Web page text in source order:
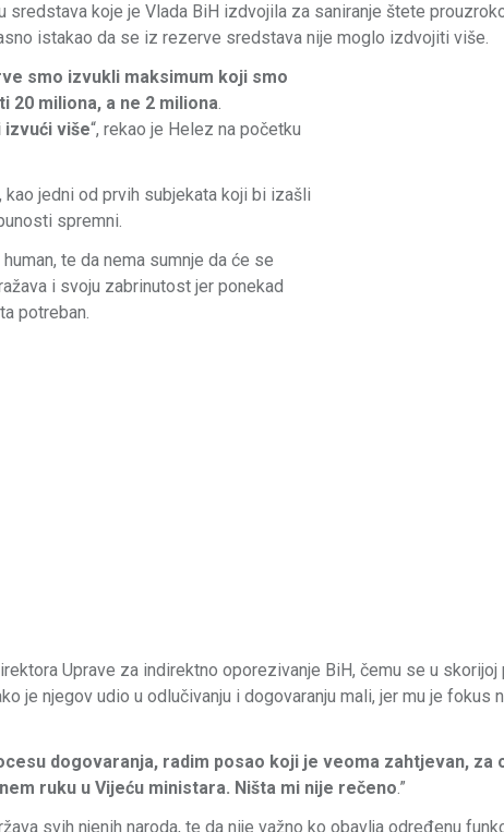
koje je Vlada BiH izdvojila za saniranje štete
istakao da se iz rezerve sredstava nije moglo izdvojiti više.
smo izvukli maksimum koji smo
20 miliona, a ne 2 miliona.
više“, rekao je Helez na početku
kao jedni od prvih subjekata koji bi izašli
spremni.
te da nema sumnje da će se
i svoju zabrinutost jer ponekad
potreban.
Uprave za indirektno oporezivanje BiH, čemu se u
je njegov udio u odlučivanju i dogovaranju mali, jer mu je fokus
dogovaranja, radim posao koji je veoma zahtjevan, za
ruku u Vijeću ministara. Ništa mi nije rečeno.”
svih njenih naroda, te da nije važno ko obavlja određenu